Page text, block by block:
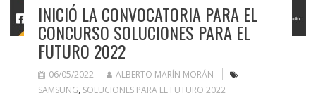
INICIÓ LA CONVOCATORIA PARA EL
CONCURSO SOLUCIONES PARA EL
FUTURO 2022
06/05/2022
ALBERTO MARÍN MORÁN
SAMSUNG, SOLUCIONES PARA EL FUTURO 2022